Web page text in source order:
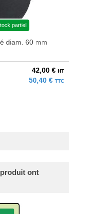
partiel
diam. 60 mm
42,00 € HT
50,40 € TTC
ont